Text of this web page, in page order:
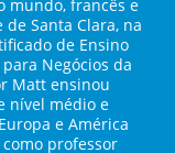
mundo, francês e
Santa Clara, na
de Ensino
Negócios da
Matt ensinou
nível médio e
e América
professor